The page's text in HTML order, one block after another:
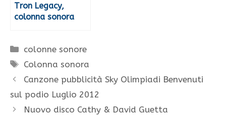
Tron Legacy,
colonna sonora
Categorie
colonne sonore
Tag
Colonna sonora
Canzone pubblicità Sky Olimpiadi Benvenuti
sul podio Luglio 2012
Nuovo disco Cathy & David Guetta